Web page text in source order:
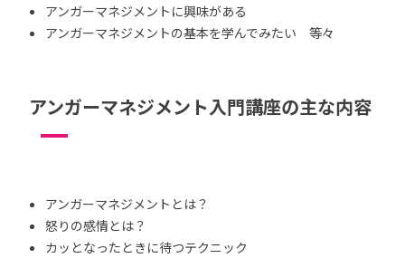
アンガーマネジメントに興味がある
アンガーマネジメントの基本を学んでみたい 等々
アンガーマネジメント入門講座の主な内容
アンガーマネジメントとは？
怒りの感情とは？
カッとなったときに待つテクニック